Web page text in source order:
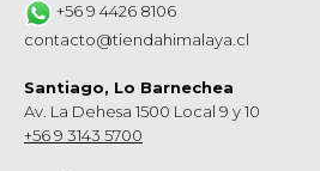
+56 9 4426 8106
contacto@tiendahimalaya.cl
Santiago, Lo Barnechea
Av. La Dehesa 1500 Local 9 y 10
+56 9 3143 5700